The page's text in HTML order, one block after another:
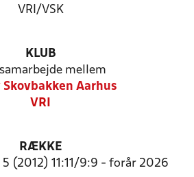
VRI/VSK
KLUB
mellem
Skovbakken Aarhus
VRI
RÆKKE
5 (2012) 11:11/9:9 - forår 2026